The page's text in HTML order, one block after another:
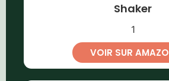
Shaker
1
VOIR SUR